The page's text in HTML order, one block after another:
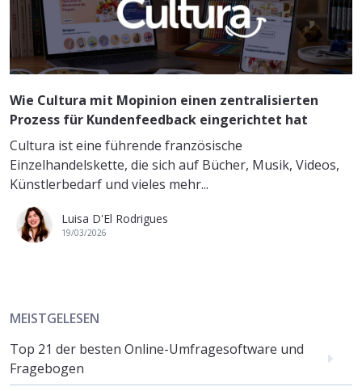
Wie Cultura mit Mopinion einen zentralisierten
Prozess für Kundenfeedback eingerichtet hat
Cultura ist eine führende französische
Einzelhandelskette, die sich auf Bücher, Musik, Videos,
Künstlerbedarf und vieles mehr...
Luisa D'El Rodrigues
19/03/2026
MEISTGELESEN
Top 21 der besten Online-Umfragesoftware und
Fragebogen